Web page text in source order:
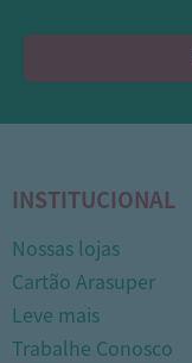
INSTITUCIONAL
Nossas lojas
Cartão Arasuper
Leve mais
Trabalhe Conosco